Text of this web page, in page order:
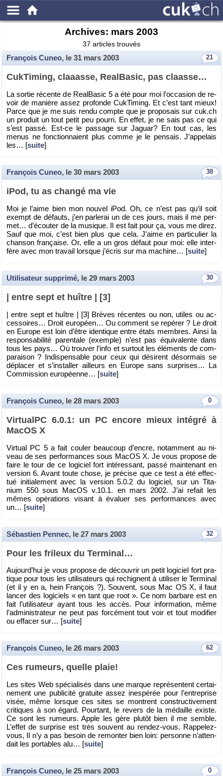
Archives: mars 2003
37 articles trouvés
21
François Cuneo, le 31 mars 2003
Cuk­Ti­ming, claaasse, Real­Ba­sic, pas claasse…
La sor­tie ré­cente de Real­Ba­sic 5 a été pour moi l’oc­ca­sion de re­
voir de ma­nière assez pro­fonde Cuk­Ti­ming. Et c’est tant mieux!
Parce que je me suis rendu compte que je pro­po­sais sur cuk.​ch
un pro­duit un tout petit peu pourri. En effet, je ne sais pas ce qui
s’est passé. Est-ce le pas­sage sur Ja­guar? En tout cas, les
menus ne fonc­tion­naient plus comme je le pen­sais. J’ap­pe­lais
les… [suite]
38
François Cuneo, le 30 mars 2003
iPod, tu as changé ma vie
Moi je l’aime bien mon nou­vel iPod. Oh, ce n’est pas qu’il soit
exempt de dé­fauts, j’en par­le­rai un de ces jours, mais il me per­
met… d’écou­ter de la mu­sique. Il est fait pour ça, vous me direz.
Sauf que moi, c’est bien plus que cela. J’aime en par­ti­cu­lier la
chan­son fran­çaise. Or, elle a un gros dé­faut pour moi: elle in­ter­
fère avec mon tra­vail lorsque j’écris sur ma ma­chine… [suite]
30
Utilisateur supprimé, le 29 mars 2003
| entre sept et huître | [3]
| entre sept et huître | [3] Brèves ré­centes ou non, utiles ou ac­
ces­soires… Droit eu­ro­péen… Ou com­ment se re­pé­rer ? Le droit
en Eu­rope est loin d’être iden­tique entre états membres. Ainsi la
res­pon­sa­bi­lité pa­ren­tale (exemple) n’est pas équi­va­lente dans
tous les pays… Où trou­ver l’info et sur­tout les élé­ments de com­
pa­rai­son ? In­dis­pen­sable pour ceux qui dé­si­rent dé­sor­mais se
dé­pla­cer et s’ins­tal­ler ailleurs en Eu­rope sans sur­prises… La
Com­mis­sion eu­ro­péenne… [suite]
0
François Cuneo, le 28 mars 2003
Vir­tualPC 6.0.1: un PC en­core mieux in­té­gré à
MacOS X
Vir­tual PC 5 a fait cou­ler beau­coup d’encre, no­tam­ment au ni­
veau de ses per­for­mances sous MacOS X. Je vous pro­pose de
faire le tour de ce lo­gi­ciel fort in­té­res­sant, passé main­te­nant en
ver­sion 6. Avant toute chose, je pré­cise que ce test a été ef­fec­
tué ini­tia­le­ment avec la ver­sion 5.0.2 du lo­gi­ciel, sur un Ti­ta­
nium 550 sous MacOS v.10.1. en mars 2002. J’ai re­fait les
mêmes opé­ra­tions vi­sant à éva­luer ses per­for­mances avec
un… [suite]
32
Sébastien Pennec, le 27 mars 2003
Pour les fri­leux du Ter­mi­nal…
Au­jour­d’hui je vous pro­pose de dé­cou­vrir un petit lo­gi­ciel fort pra­
tique pour tous les uti­li­sa­teurs qui re­chignent à uti­li­ser le Ter­mi­nal
(et il y en a, hein Fran­çois ?). Sou­vent, sous Mac OS X, il faut
lan­cer des lo­gi­ciels « en tant que root ». Ce nom bar­bare est en
fait l’uti­li­sa­teur ayant tous les accès. Pour in­for­ma­tion, même
l’ad­mi­nis­tra­teur ne peut pas for­cé­ment tout voir et tout mo­di­fier
ou ef­fa­cer sur… [suite]
62
François Cuneo, le 26 mars 2003
Ces ru­meurs, quelle plaie!
Les sites Web spé­cia­li­sés dans une marque re­pré­sentent cer­tai­
ne­ment une pu­bli­cité gra­tuite assez in­es­pé­rée pour l’en­tre­prise
visée, même lorsque ces sites se montrent construc­ti­ve­ment
cri­tiques à son égard. Pour­tant, le re­vers de la mé­daille existe.
Ce sont les ru­meurs. Apple les gère plu­tôt bien il me semble.
L’ef­fet de sur­prise est très sou­vent au ren­dez-vous. Rap­pe­lez-
vous, Il n’y a pas be­soin de re­mon­ter bien loin: per­sonne n’at­ten­
dait les por­tables alu… [suite]
0
François Cuneo, le 25 mars 2003